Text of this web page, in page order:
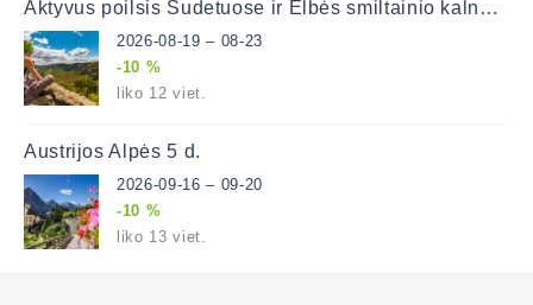
Aktyvus poilsis Sudetuose ir Elbės smiltainio kalnuose
2026-08-19 – 08-23
-10 %
liko 12 viet.
Austrijos Alpės 5 d.
2026-09-16 – 09-20
-10 %
liko 13 viet.